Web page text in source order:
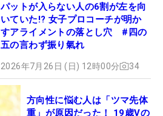
パットが入らない人の6割が左を向
いていた!? 女子プロコーチが明か
すアライメントの落とし穴 #四の
五の言わず振り氣れ
2026年7月26日 (日) 12時00分 34
方向性に悩む人は「ツマ先体
重」が原因だった！ 19歳Vの